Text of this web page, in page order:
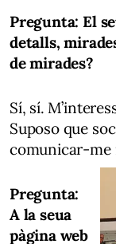
Pregunta: El
detalls,
de mirades?
Sí, sí.
Suposo que
comunicar-me
Pregunta:
A la seua
pàgina web